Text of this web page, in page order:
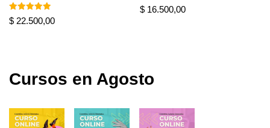
Valorado en
5.00
$ 22.500,00
$ 16.500,00
Cursos en Agosto